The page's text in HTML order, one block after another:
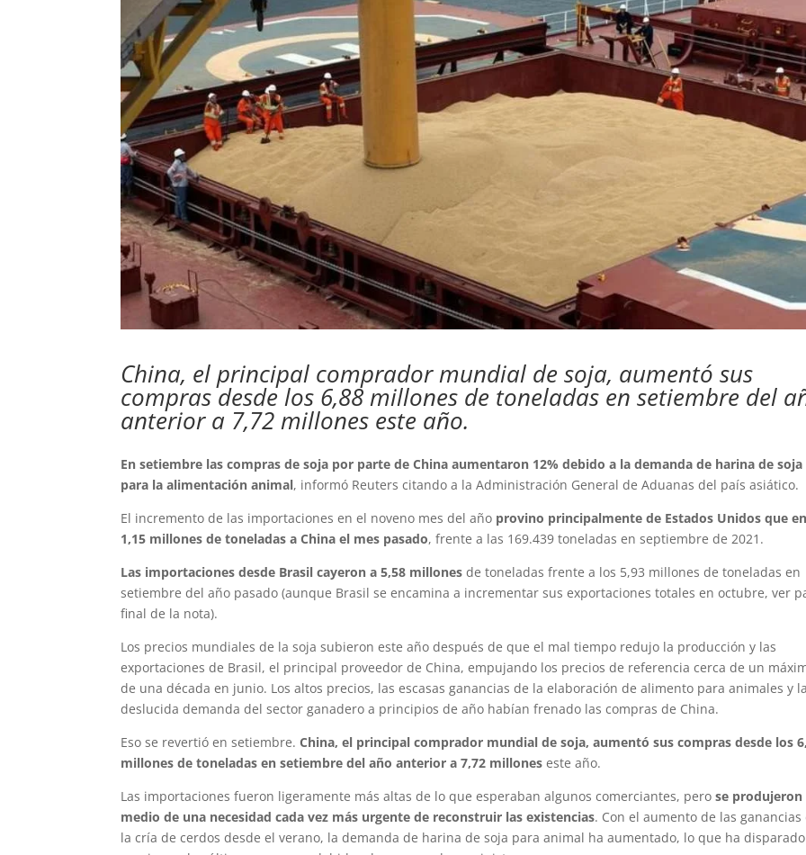
China, el principal comprador mundial de soja, aumentó sus
compras desde los 6,88 millones de toneladas en setiembre del
anterior a 7,72 millones este año.
En setiembre las compras de soja por parte de China aumentaron 12% debido a la demanda de harina de soja
para la alimentación animal, informó Reuters citando a la Administración General de Aduanas del país asiático.
El incremento de las importaciones en el noveno mes del año provino principalmente de Estados Unidos que
1,15 millones de toneladas a China el mes pasado, frente a las 169.439 toneladas en septiembre de 2021.
Las importaciones desde Brasil cayeron a 5,58 millones de toneladas frente a los 5,93 millones de toneladas en
setiembre del año pasado (aunque Brasil se encamina a incrementar sus exportaciones totales en octubre, ver
final de la nota).
Los precios mundiales de la soja subieron este año después de que el mal tiempo redujo la producción y las
exportaciones de Brasil, el principal proveedor de China, empujando los precios de referencia cerca de un
de una década en junio. Los altos precios, las escasas ganancias de la elaboración de alimento para animales y
deslucida demanda del sector ganadero a principios de año habían frenado las compras de China.
Eso se revertió en setiembre.China, el principal comprador mundial de soja, aumentó sus compras desde los
millones de toneladas en setiembre del año anterior a 7,72 milloneseste año.
Las importaciones fueron ligeramente más altas de lo que esperaban algunos comerciantes, perose produjeron
medio de una necesidad cada vez más urgente de reconstruir las existencias. Con el aumento de las ganancias
la cría de cerdos desde el verano, la demanda de harina de soja para animal ha aumentado, lo que ha